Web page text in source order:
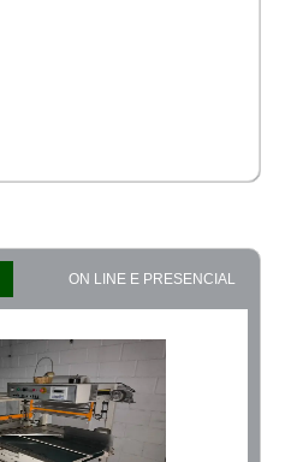
ON LINE E PRESENCIAL